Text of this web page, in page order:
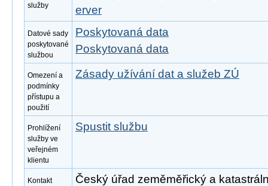
služby
erver
Datové sady
poskytované
službou
Poskytovaná data
Poskytovaná data
Omezení a
podmínky
přístupu a
použití
Zásady užívání dat a služeb ZÚ
Prohlížení
služby ve
veřejném
klientu
Spustit službu
Kontakt
Český úřad zeměměřický a